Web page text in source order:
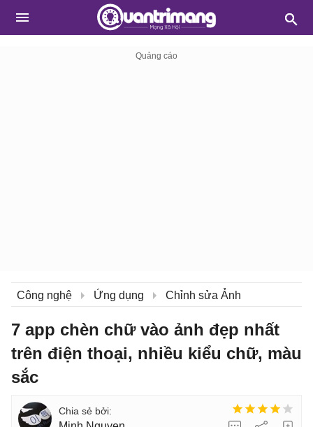
Công nghệ Ứng dụng Chỉnh sửa Ảnh
7 app chèn chữ vào ảnh đẹp nhất
trên điện thoại, nhiều kiểu chữ, màu
sắc